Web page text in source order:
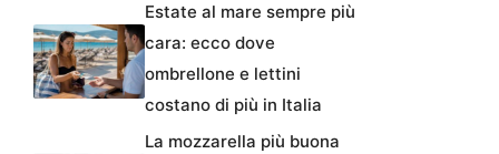
Estate al mare sempre più
cara: ecco dove
ombrellone e lettini
costano di più in Italia
La mozzarella più buona